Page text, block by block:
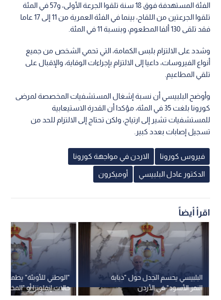
الفئة المستهدفة فوق 18 سنة تلقوا الجرعة الأولى، و57 في المئة
تلقوا الجرعتين من اللقاح، بينما في الفئة العمرية من 11 إلى 17 عاما
فقد تلقى 130 ألفا المطعوم، وبنسبة 11 في المئة.
وشدد على الالتزام بلبس الكمامة، التي تحمي الشخص من جميع
أنواع الفيروسات، داعيا إلى الالتزام بإجراءات الوقاية، والإقبال على
تلقي المطاعيم.
وأوضح البلبيسي أن نسبة إشغال المستشفيات المخصصة لمرضى
كورونا بلغت 35 في المئة، مؤكدا أن القدرة الاستيعابية
للمستشفيات تشير إلى ارتياح، ولكن تحتاج إلى الالتزام للحد من
تسجيل إصابات بعدد كبير.
فيروس كورونا الاردن في مواجهة كورونا
الدكتور عادل البلبيسي أوميكرون
اقرأ أيضاً
"الوطني للأوبئة" يطمئن
حالات إنفلونزا أو
حتى الآن والأوضاع
البلبيسي يحسم الجدل حول "ذبابة
النمر الأسود" في الأردن